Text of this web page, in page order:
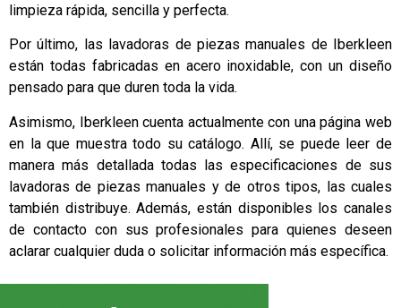
limpieza rápida, sencilla y perfecta.
Por último, las lavadoras de piezas manuales de Iberkleen
están todas fabricadas en acero inoxidable, con un diseño
pensado para que duren toda la vida.
Asimismo, Iberkleen cuenta actualmente con una página web
en la que muestra todo su catálogo. Allí, se puede leer de
manera más detallada todas las especificaciones de sus
lavadoras de piezas manuales y de otros tipos, las cuales
también distribuye. Además, están disponibles los canales
de contacto con sus profesionales para quienes deseen
aclarar cualquier duda o solicitar información más específica.